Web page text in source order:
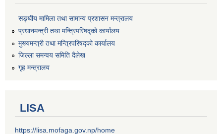
सङ्‍घीय मामिला तथा सामान्य प्रशासन मन्त्रालय
प्रधानमन्त्री तथा मन्त्रिपरिषद्को कार्यालय
मुख्यमन्त्री तथा मन्त्रिपरिषद्को कार्यालय
जिल्ला समन्वय समिति दैलेख
गृह मन्त्रालय
LISA
https://lisa.mofaga.gov.np/home